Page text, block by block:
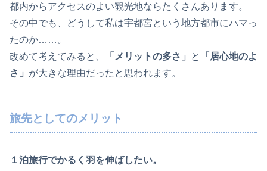
都内からアクセスのよい観光地ならたくさんあります。
その中でも、どうして私は宇都宮という地方都市にハマっ
たのか……。
改めて考えてみると、
「メリットの多さ」 と
「居心地のよ
さ」 が大きな理由だったと思われます。
旅先としてのメリット
１泊旅行でかるく羽を伸ばしたい。